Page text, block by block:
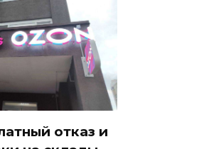
отказ и